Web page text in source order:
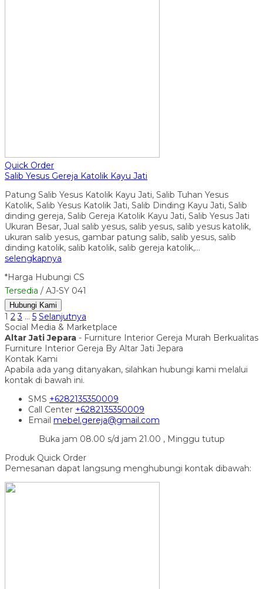
Quick Order
Salib Yesus Gereja Katolik Kayu Jati
Patung Salib Yesus Katolik Kayu Jati, Salib Tuhan Yesus
Katolik, Salib Yesus Katolik Jati, Salib Dinding Kayu Jati, Salib
dinding gereja, Salib Gereja Katolik Kayu Jati, Salib Yesus Jati
Ukuran Besar, Jual salib yesus, salib yesus, salib yesus katolik,
ukuran salib yesus, gambar patung salib, salib yesus, salib
dinding katolik, salib katolik, salib gereja katolik,…
selengkapnya
*Harga Hubungi CS
Tersedia / AJ-SY 041
Hubungi Kami
1 2 3 … 5 Selanjutnya
Social Media & Marketplace
Altar Jati Jepara - Furniture Interior Gereja Murah Berkualitas
Furniture Interior Gereja By Altar Jati Jepara
Kontak Kami
Apabila ada yang ditanyakan, silahkan hubungi kami melalui
kontak di bawah ini.
SMS +6282135350009
Call Center +6282135350009
Email mebel.gereja@gmail.com
Buka jam 08.00 s/d jam 21.00 , Minggu tutup
Produk Quick Order
Pemesanan dapat langsung menghubungi kontak dibawah: